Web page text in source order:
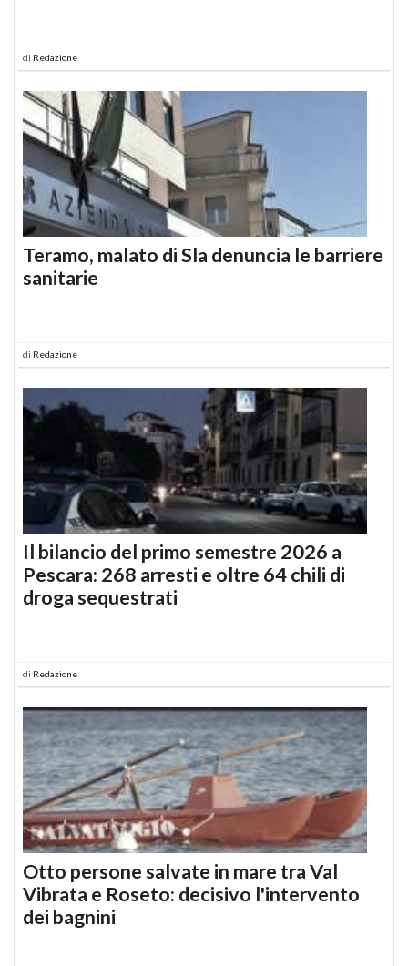
di Redazione
Teramo, malato di Sla denuncia le barriere
sanitarie
di Redazione
Il bilancio del primo semestre 2026 a
Pescara: 268 arresti e oltre 64 chili di
droga sequestrati
di Redazione
Otto persone salvate in mare tra Val
Vibrata e Roseto: decisivo l'intervento
dei bagnini